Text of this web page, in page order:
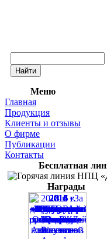
Меню
Главная
Продукция
Клиенты и отзывы
О фирме
Публикации
Контакты
Бесплатная
Награды